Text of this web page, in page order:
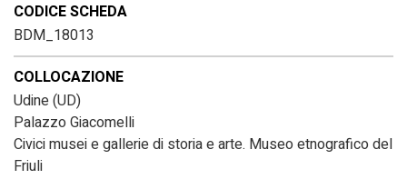
CODICE SCHEDA
BDM_18013
COLLOCAZIONE
Udine (UD)
Palazzo Giacomelli
Civici musei e gallerie di storia e arte. Museo etnografico del
Friuli